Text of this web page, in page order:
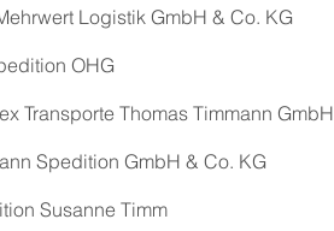
Logistik GmbH & Co. KG
OHG
Transporte Thomas Timmann GmbH
Spedition GmbH & Co. KG
Susanne Timm